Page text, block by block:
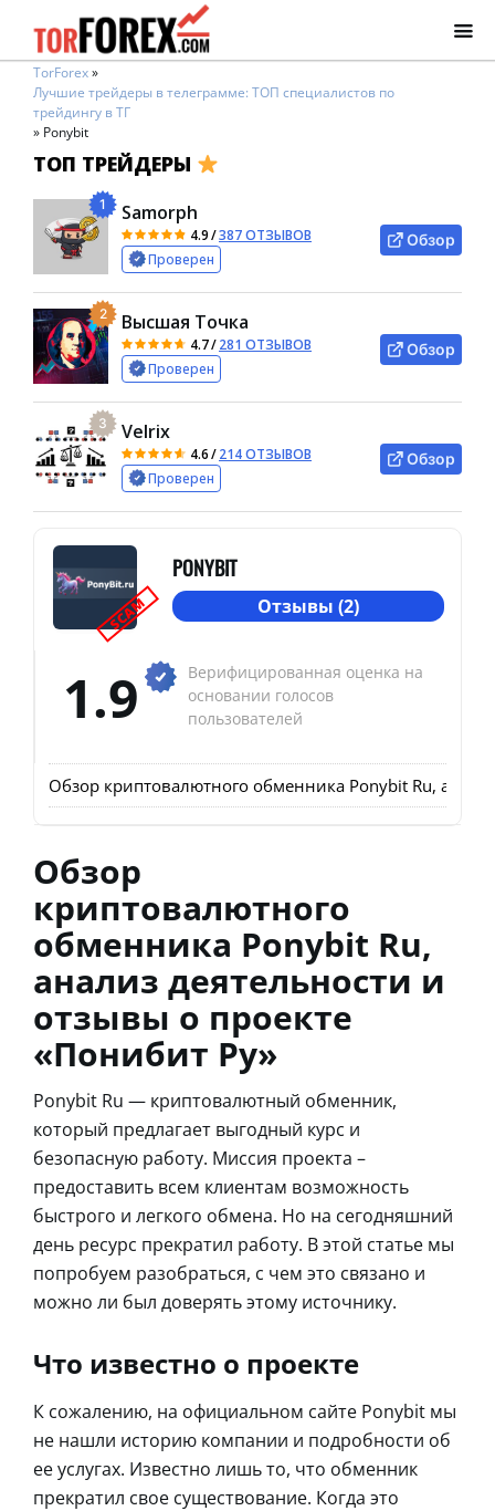
TorForex»
Лучшие трейдеры в телеграмме: ТОП специалистов по
трейдингу в ТГ
» Ponybit
ТОП ТРЕЙДЕРЫ
1 Samorph
4.9/387 ОТЗЫВОВ
Проверен
Обзор
2 Высшая Точка
4.7/281 ОТЗЫВОВ
Проверен
Обзор
3 Velrix
4.6/214 ОТЗЫВОВ
Проверен
Обзор
SCAM
PONYBIT
Отзывы (2)
1.9
Верифицированная оценка на
основании голосов
пользователей
Обзор криптовалютного обменника Ponybit Ru,
Обзор
криптовалютного
обменника Ponybit Ru,
анализ деятельности и
отзывы о проекте
«Понибит Ру»
Ponybit Ru — криптовалютный обменник,
который предлагает выгодный курс и
безопасную работу. Миссия проекта –
предоставить всем клиентам возможность
быстрого и легкого обмена. Но на сегодняшний
день ресурс прекратил работу. В этой статье мы
попробуем разобраться, с чем это связано и
можно ли был доверять этому источнику.
Что известно о проекте
К сожалению, на официальном сайте Ponybit мы
не нашли историю компании и подробности об
ее услугах. Известно лишь то, что обменник
прекратил свое существование. Когда это